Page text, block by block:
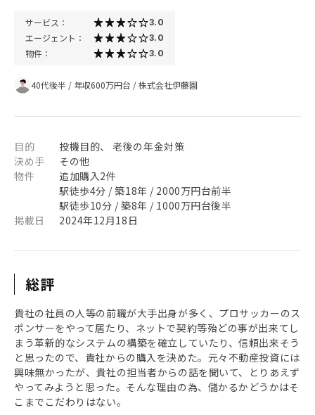
サービス： 3.0
エージェント： 3.0
物件： 3.0
40代後半 / 年収600万円台 /株式会社伊藤園
目的
投機目的、 老後の年金対策
決め手
その他
物件
追加購入2件
駅徒歩4分 / 築18年 / 2000万円台前半
駅徒歩10分 / 築8年 / 1000万円台後半
掲載日
2024年12月18日
総評
貴社の社員の人等の前職が大手出身が多く、プロサッカーのス
ポンサーをやって居たり、ネットで契約等殆どの事が出来てし
まう革新的なシステムの構築を確立していたり、信頼出来そう
と思ったので、貴社からの購入を決めた。元々不動産投資には
興味無かったが、貴社の担当者からの話を聞いて、とりあえず
やってみようと思った。そんな理由の為、儲かるかどうかはそ
こまでこだわりはない。